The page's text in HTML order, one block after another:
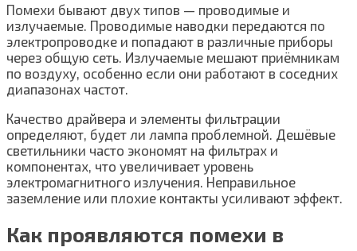
Помехи бывают двух типов — проводимые и
излучаемые. Проводимые наводки передаются по
электропроводке и попадают в различные приборы
через общую сеть. Излучаемые мешают приёмникам
по воздуху, особенно если они работают в соседних
диапазонах частот.
Качество драйвера и элементы фильтрации
определяют, будет ли лампа проблемной. Дешёвые
светильники часто экономят на фильтрах и
компонентах, что увеличивает уровень
электромагнитного излучения. Неправильное
заземление или плохие контакты усиливают эффект.
Как проявляются помехи в